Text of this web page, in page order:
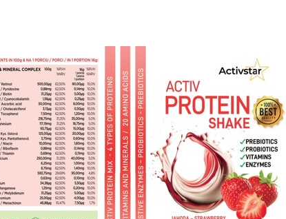
nebo rostlinného mléka, protřepat v šejkru a
si můžete vychutnat sladkou chuť bez přidaného
určen?